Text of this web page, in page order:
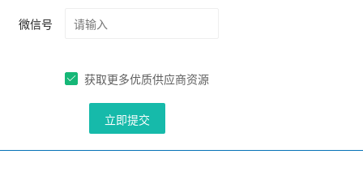
微信号
获取更多优质供应商资源
立即提交